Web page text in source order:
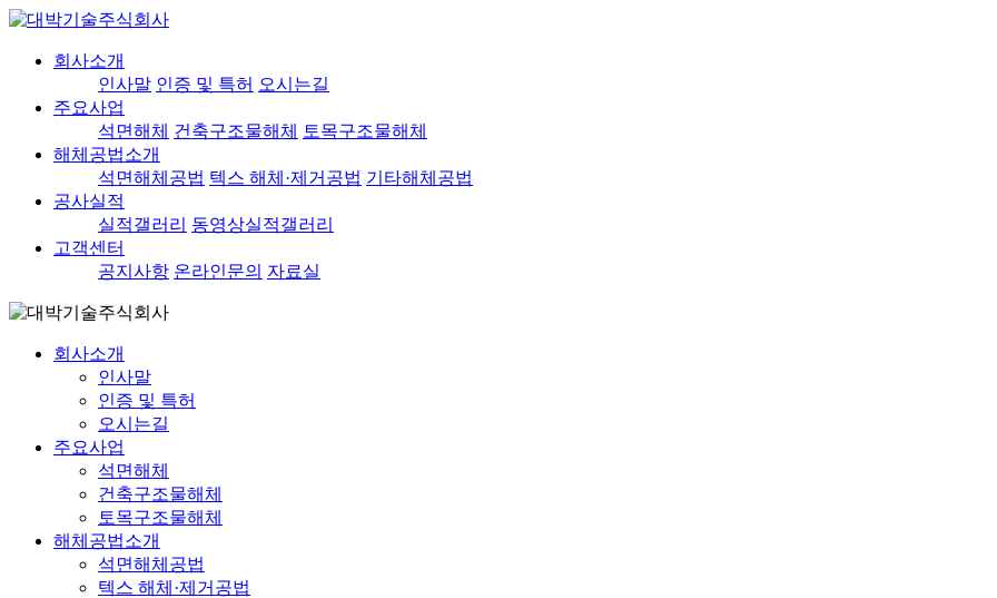
회사소개
인사말 인증 및 특허 오시는길
주요사업
석면해체 건축구조물해체
토목구조물해체
해체공법소개
석면해체공법 텍스 해체·제거공법 기타해체공법
공사실적
실적갤러리 동영상실적갤러리
고객센터
공지사항 온라인문의 자료실
회사소개
인사말
인증 및 특허
오시는길
주요사업
석면해체
건축구조물해체
토목구조물해체
해체공법소개
석면해체공법
텍스 해체·제거공법